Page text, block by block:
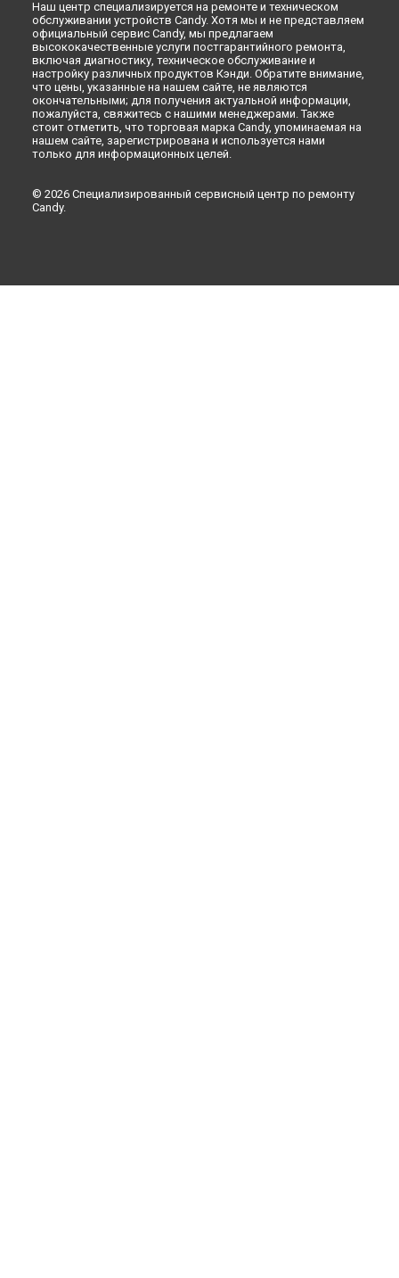
Наш центр специализируется на ремонте и техническом
обслуживании устройств Candy. Хотя мы и не представляем
официальный сервис Candy, мы предлагаем
высококачественные услуги постгарантийного ремонта,
включая диагностику, техническое обслуживание и
настройку различных продуктов Кэнди. Обратите внимание,
что цены, указанные на нашем сайте, не являются
окончательными; для получения актуальной информации,
пожалуйста, свяжитесь с нашими менеджерами. Также
стоит отметить, что торговая марка Candy, упоминаемая на
нашем сайте, зарегистрирована и используется нами
только для информационных целей.
© 2026 Специализированный сервисный центр по ремонту
Candy.